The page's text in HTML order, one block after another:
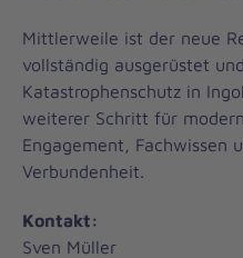
Mittlerweile ist der neue
vollständig ausgerüstet
Katastrophenschutz in
weiterer Schritt für
Engagement, Fachwissen
Verbundenheit.
Kontakt:
Sven Müller